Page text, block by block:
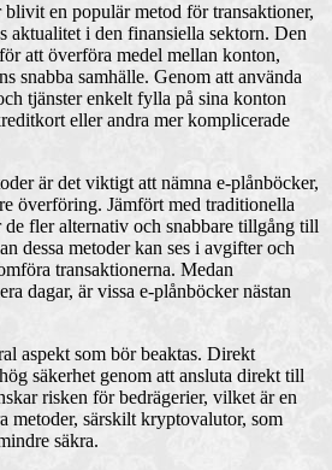
en populär metod för transaktioner,
aktualitet i den finansiella sektorn. Den
att överföra medel mellan konton,
snabba samhälle. Genom att använda
tjänster enkelt fylla på sina konton
eller andra mer komplicerade
är det viktigt att nämna e-plånböcker,
överföring. Jämfört med traditionella
fler alternativ och snabbare tillgång till
dessa metoder kan ses i avgifter och
transaktionerna. Medan
dagar, är vissa e-plånböcker nästan
aspekt som bör beaktas. Direkt
säkerhet genom att ansluta direkt till
risken för bedrägerier, vilket är en
metoder, särskilt kryptovalutor, som
säkra.